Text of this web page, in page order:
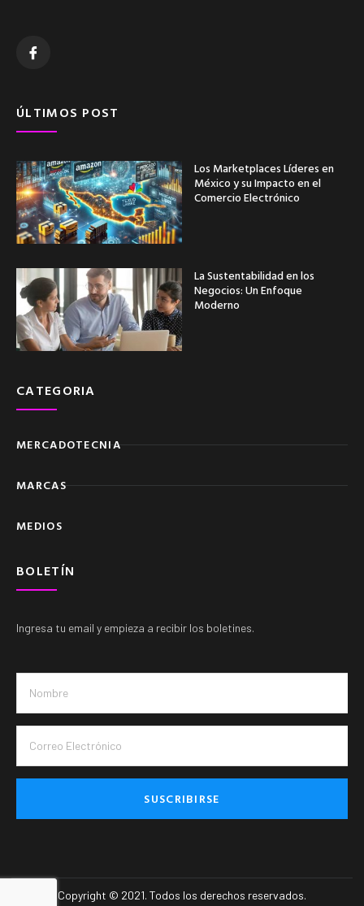
ÚLTIMOS POST
Los Marketplaces Líderes en
México y su Impacto en el
Comercio Electrónico
La Sustentabilidad en los
Negocios: Un Enfoque
Moderno
CATEGORIA
MERCADOTECNIA
MARCAS
MEDIOS
BOLETÍN
Ingresa tu email y empieza a recibir los boletines.
SUSCRIBIRSE
Copyright © 2021. Todos los derechos reservados.